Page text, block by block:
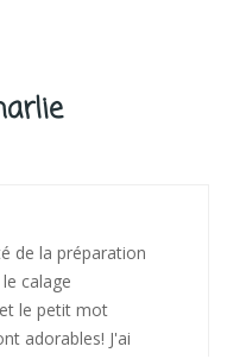
ce paquet votre message est
plaisir. Je ne manquerai pas
chez vous. Bonne
merci à vous.